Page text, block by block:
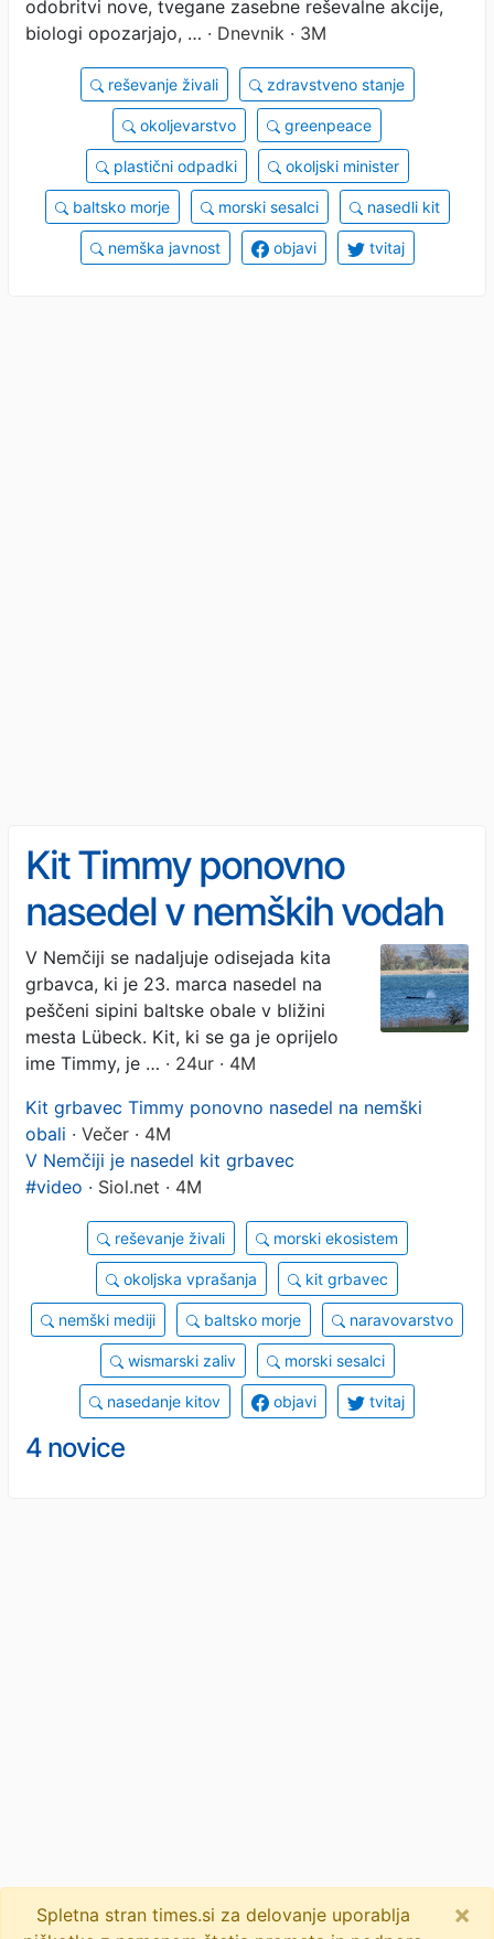
odobritvi nove, tvegane zasebne reševalne akcije,
biologi opozarjajo, … · Dnevnik · 3M
reševanje živali zdravstveno stanje
okoljevarstvo greenpeace
plastični odpadki okoljski minister
baltsko morje morski sesalci nasedli kit
nemška javnost objavi tvitaj
Kit Timmy ponovno
nasedel v nemških vodah
V Nemčiji se nadaljuje odisejada kita
grbavca, ki je 23. marca nasedel na
peščeni sipini baltske obale v bližini
mesta Lübeck. Kit, ki se ga je oprijelo
ime Timmy, je … · 24ur · 4M
Kit grbavec Timmy ponovno nasedel na nemški
obali · Večer · 4M
V Nemčiji je nasedel kit grbavec
#video · Siol.net · 4M
reševanje živali morski ekosistem
okoljska vprašanja kit grbavec
nemški mediji baltsko morje naravovarstvo
wismarski zaliv morski sesalci
nasedanje kitov objavi tvitaj
4 novice
Spletna stran times.si za delovanje uporablja
×